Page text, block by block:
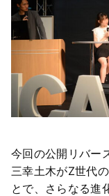
今回の公開リバー
三幸土木がZ世代
とで、さらなる進